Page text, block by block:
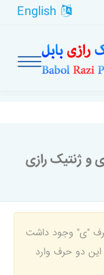
و ژنتیک رازی
"ی" وجود داشت
دو حرف وارد